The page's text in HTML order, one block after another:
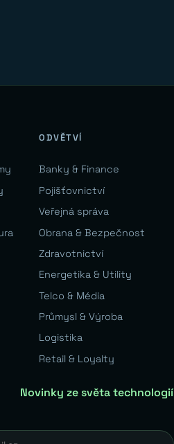
ODVĚTVÍ
Banky & Finance
Pojišťovnictví
Veřejná správa
Obrana & Bezpečnost
Zdravotnictví
Energetika & Utility
Telco & Média
Průmysl & Výroba
Logistika
Retail & Loyalty
Novinky ze světa technologií